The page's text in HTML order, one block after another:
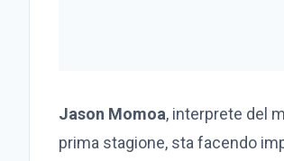
Jason Momoa, interprete del
prima stagione, sta facendo